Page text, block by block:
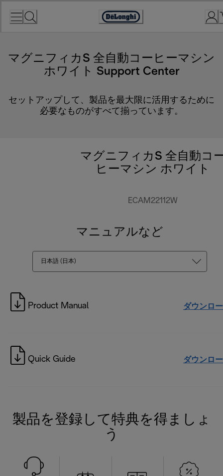
Accessibility
マグニフィカS 全自動コーヒーマシン
ホワイト Support Center
セットアップして、製品を最大限に活用するために
必要なものがすべて揃っています。
マグニフィカS 全自動コ
ヒーマシン ホワイト
ECAM22112W
マニュアルなど
日本語 (日本)
Product Manual ダウンロ
Quick Guide ダウンロ
製品を登録して特典を得ましょ
う